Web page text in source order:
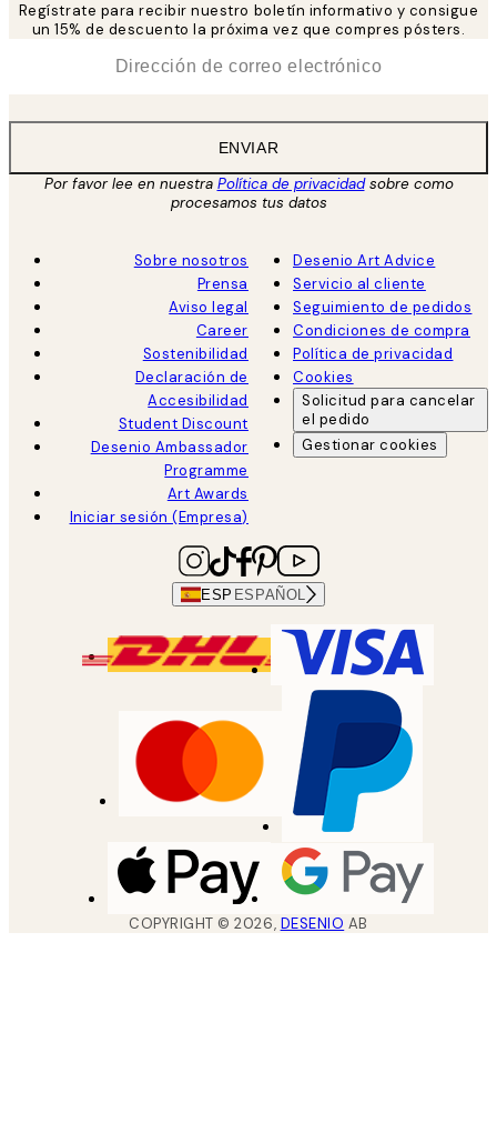
Regístrate para recibir nuestro boletín informativo y consigue
un 15% de descuento la próxima vez que compres pósters.
ENVIAR
Por favor lee en nuestra Política de privacidadsobre como
procesamos tus datos
Sobre nosotros
Prensa
Aviso legal
Career
Sostenibilidad
Declaración de
Accesibilidad
Student Discount
Desenio Ambassador
Programme
Art Awards
Iniciar sesión (Empresa)
Desenio Art Advice
Servicio al cliente
Seguimiento de pedidos
Condiciones de compra
Política de privacidad
Cookies
Solicitud para cancelar
el pedido
Gestionar cookies
ESP ESPAÑOL
COPYRIGHT ©2026, DESENIO AB